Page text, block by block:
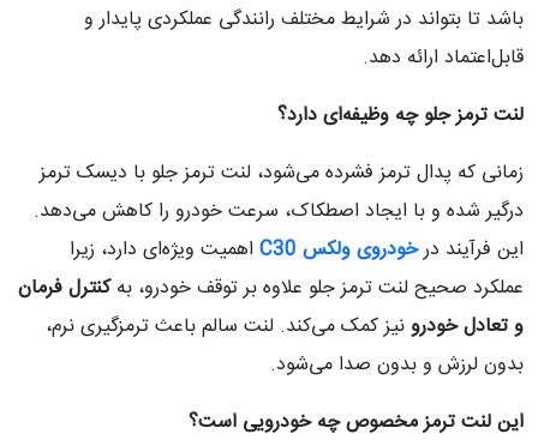
باشد تا بتواند در شرایط مختلف رانندگی عملکردی پایدار و
قابل‌اعتماد ارائه دهد.
لنت ترمز جلو چه وظیفه‌ای دارد؟
زمانی که پدال ترمز فشرده می‌شود، لنت ترمز جلو با دیسک ترمز
درگیر شده و با ایجاد اصطکاک، سرعت خودرو را کاهش می‌دهد.
این فرآیند درخودروی ولکس C30
اهمیت ویژه‌ای دارد، زیرا
عملکرد صحیح لنت ترمز جلو علاوه بر توقف خودرو، بهکنترل فرمان
و تعادل خودرونیز کمک می‌کند. لنت سالم باعث ترمزگیری نرم،
بدون لرزش و بدون صدا می‌شود.
این لنت ترمز مخصوص چه خودرویی است؟